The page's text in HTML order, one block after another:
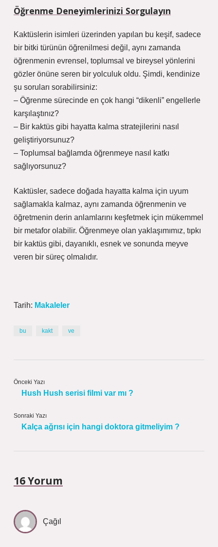
Öğrenme Deneyimlerinizi Sorgulayın
Kaktüslerin isimleri üzerinden yapılan bu keşif, sadece
bir bitki türünün öğrenilmesi değil, aynı zamanda
öğrenmenin evrensel, toplumsal ve bireysel yönlerini
gözler önüne seren bir yolculuk oldu. Şimdi, kendinize
şu soruları sorabilirsiniz:
– Öğrenme sürecinde en çok hangi “dikenli” engellerle
karşılaştınız?
– Bir kaktüs gibi hayatta kalma stratejilerini nasıl
geliştiriyorsunuz?
– Toplumsal bağlamda öğrenmeye nasıl katkı
sağlıyorsunuz?
Kaktüsler, sadece doğada hayatta kalma için uyum
sağlamakla kalmaz, aynı zamanda öğrenmenin ve
öğretmenin derin anlamlarını keşfetmek için mükemmel
bir metafor olabilir. Öğrenmeye olan yaklaşımımız, tıpkı
bir kaktüs gibi, dayanıklı, esnek ve sonunda meyve
veren bir süreç olmalıdır.
Tarih: Makaleler
bu kakt ve
Önceki Yazı
Hush Hush serisi filmi var mı ?
Sonraki Yazı
Kalça ağrısı için hangi doktora gitmeliyim ?
16 Yorum
Çağıl